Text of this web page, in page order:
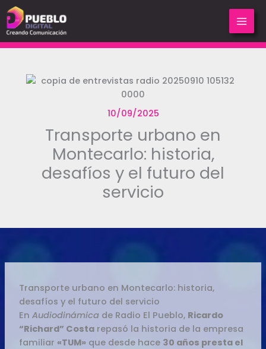
al
contenido
10/09/2025
Transporte urbano en
Montecarlo: historia,
desafíos y el futuro del
servicio
Transporte urbano en Montecarlo: historia,
desafíos y el futuro del servicio
EnAudiodinámica de Radio El Pueblo, Ricardo
“Richard” Costa repasó la historia de la empresa
familiar «TUM» que desde hace 30 años presta el